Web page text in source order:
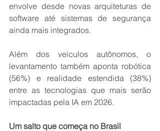
envolve desde novas arquiteturas de
software até sistemas de segurança
ainda mais integrados.
Além dos veículos autônomos, o
levantamento também aponta robótica
(56%) e realidade estendida (38%)
entre as tecnologias que mais serão
impactadas pela IA em 2026.
Um salto que começa no Brasil